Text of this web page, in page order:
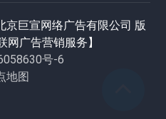
巨宣网络广告有限公司 版
网广告营销服务】
号-6
地图